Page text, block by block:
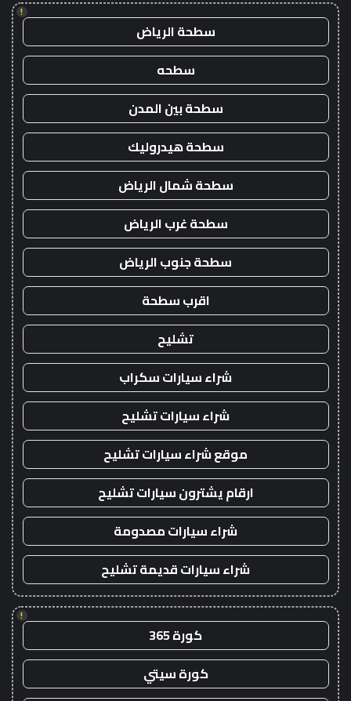
!
سطحة الرياض
سطحه
سطحة بين المدن
سطحة هيدروليك
سطحة شمال الرياض
سطحة غرب الرياض
سطحة جنوب الرياض
اقرب سطحة
تشليح
شراء سيارات سكراب
شراء سيارات تشليح
موقع شراء سيارات تشليح
ارقام يشترون سيارات تشليح
شراء سيارات مصدومة
شراء سيارات قديمة تشليح
!
كورة 365
كورة سيتي